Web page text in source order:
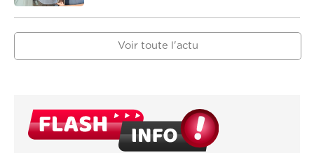
Voir toute l'actu